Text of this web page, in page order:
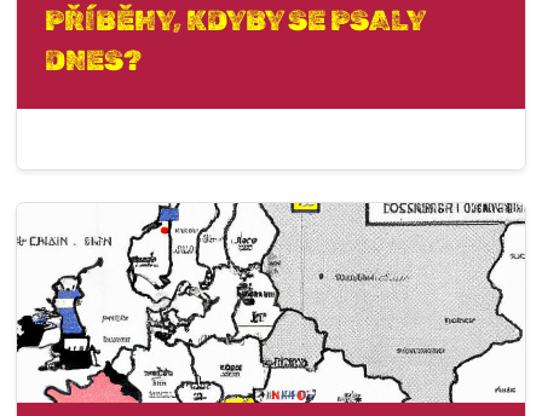
PŘÍBĚHY, KDYBY SE PSALY
DNES?